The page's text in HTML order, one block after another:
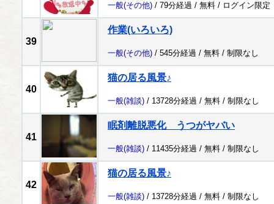
一般(その他) / 79分経過 / 無料 / ログイン限定
39
作業(いろいろ)
一般(その他) / 545分経過 / 無料 / 制限なし
40
猫の居る風景♪
一般(雑談) / 13728分経過 / 無料 / 制限なし
41
眠剤離脱悪化 うつがヤバい
一般(雑談) / 11435分経過 / 無料 / 制限なし
42
猫の居る風景♪
一般(雑談) / 13728分経過 / 無料 / 制限なし